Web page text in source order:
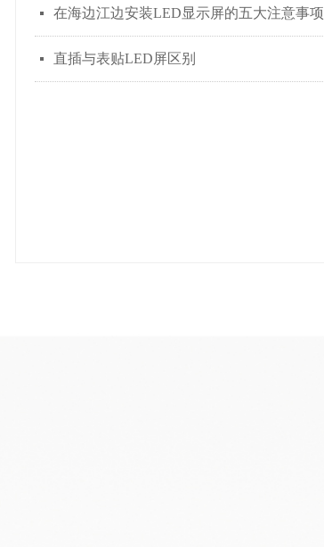
넷 在海边江边安装LED显示屏的五大注意事项
넷 直插与表贴LED屏区别